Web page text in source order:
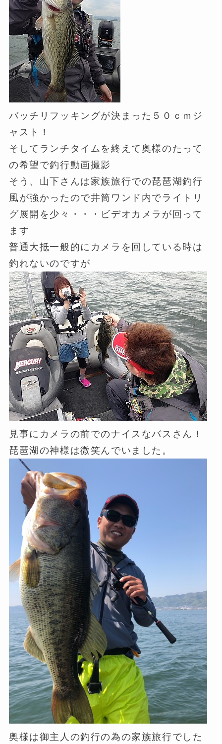
バッチリフッキングが決まった５０ｃｍジ
ャスト！
そしてランチタイムを終えて奥様のたって
の希望で釣行動画撮影
そう、山下さんは家族旅行での琵琶湖釣行
風が強かったので井筒ワンド内でライトリ
グ展開を少々・・・ビデオカメラが回って
ます
普通大抵一般的にカメラを回している時は
釣れないのですが
見事にカメラの前でのナイスなバスさん！
琵琶湖の神様は微笑んでいました。
奥様は御主人の釣行の為の家族旅行でした